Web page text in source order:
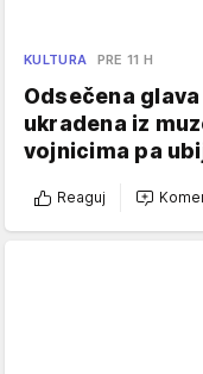
KULTURA PRE 11 H
Odsečena
ukradena iz
vojnicima pa
Reaguj